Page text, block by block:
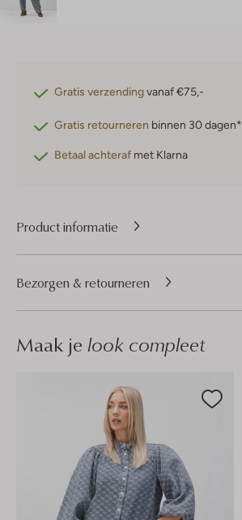
Gratis verzendingvanaf €75,-
Gratis retourneren binnen 30 dagen*
Betaal achteraf met Klarna
Product informatie
Bezorgen & retourneren
Maak je look compleet